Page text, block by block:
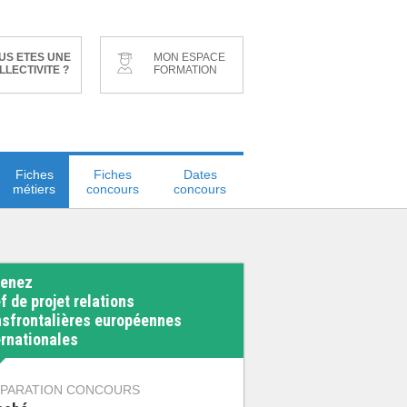
ETES UNE
?
MON ESPACE
FORMATION
Fiches
métiers
Fiches
concours
Dates
concours
de projet relations
européennes
CONCOURS